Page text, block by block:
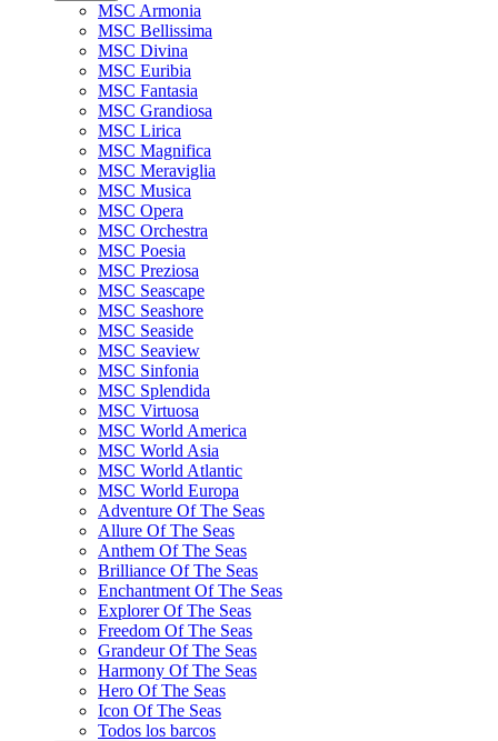
MSC Armonia
MSC Bellissima
MSC Divina
MSC Euribia
MSC Fantasia
MSC Grandiosa
MSC Lirica
MSC Magnifica
MSC Meraviglia
MSC Musica
MSC Opera
MSC Orchestra
MSC Poesia
MSC Preziosa
MSC Seascape
MSC Seashore
MSC Seaside
MSC Seaview
MSC Sinfonia
MSC Splendida
MSC Virtuosa
MSC World America
MSC World Asia
MSC World Atlantic
MSC World Europa
Adventure Of The Seas
Allure Of The Seas
Anthem Of The Seas
Brilliance Of The Seas
Enchantment Of The Seas
Explorer Of The Seas
Freedom Of The Seas
Grandeur Of The Seas
Harmony Of The Seas
Hero Of The Seas
Icon Of The Seas
Todos los barcos